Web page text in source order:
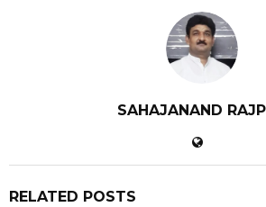
SAHAJANAND
RELATED POSTS